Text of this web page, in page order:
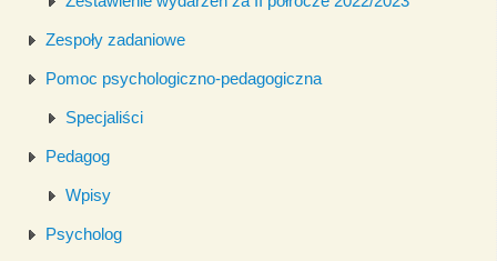
Zespoły zadaniowe
Pomoc psychologiczno-pedagogiczna
Specjaliści
Pedagog
Wpisy
Psycholog